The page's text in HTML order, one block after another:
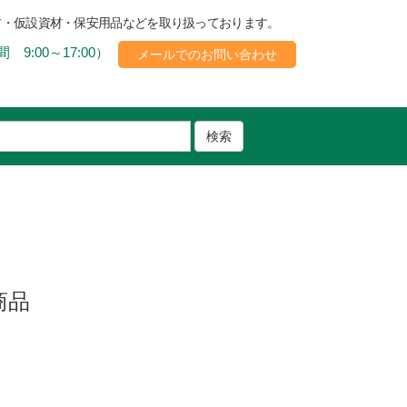
仮設資材・保安用品などを取り扱っております。
9:00～17:00） メールでのお問い合わせ
検索
品